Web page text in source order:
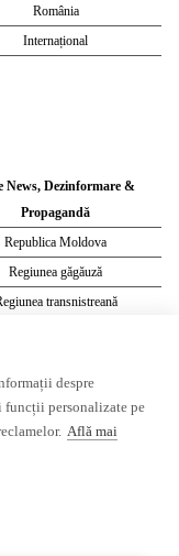
România
Internațional
News, Dezinformare &
Propagandă
Republica Moldova
Regiunea găgăuză
transnistreană
Multimedia
Podcast
despre
funcții personalizate pe
Află mai